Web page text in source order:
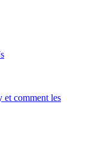
et comment les